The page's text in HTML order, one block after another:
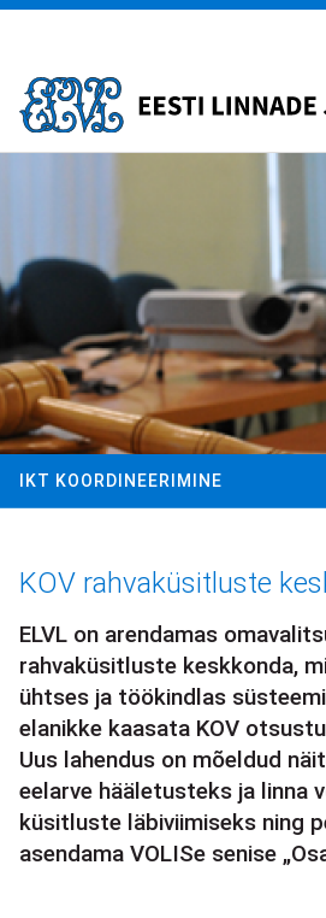
Liigu
juurde
KOV rahvaküsitluste
ELVL on arendamas
rahvaküsitluste keskkonda,
ühtses ja töökindlas
elanikke kaasata KOV
Uus lahendus on mõeldud
eelarve hääletusteks ja linna
küsitluste läbiviimiseks ning
asendama VOLISe senise
IKT KOORDINEERIMINE